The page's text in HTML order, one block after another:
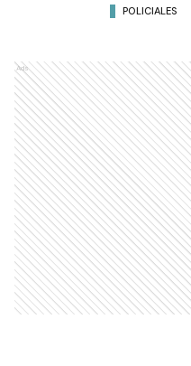
POLICIALES
Ads